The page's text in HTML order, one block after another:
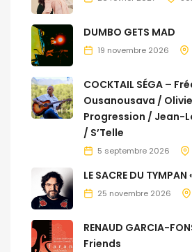
DUMBO GETS MAD
19 novembre 2026
COCKTAIL SÉGA –
Ousanousava /
Progression / Jean-
/ S’Telle
5 septembre 2026
LE SACRE DU TYMPAN
25 novembre 2026
RENAUD GARCIA-
Friends